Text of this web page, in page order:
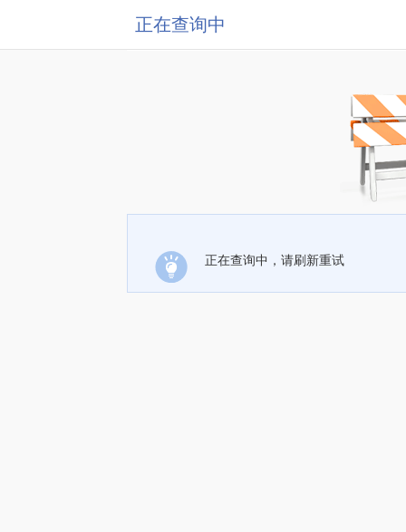
正在查询中
正在查询中，请刷新重试